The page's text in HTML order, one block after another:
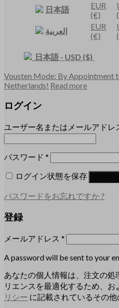
日本語
EUR
(€)
العربية
EUR
(€)
日本語 - USD ($)
Vousten Mode: By Appointment
Netherlands! Read more
ログイン
ユーザー名またはメールアドレ
パスワード *
ログイン状態を保存
パスワードをお忘れですか ?
登録
メールアドレス *
A password will be sent to your
あなたの個人情報は、注文の
リエンスを最適化するため、お
リシー に記載されているその他